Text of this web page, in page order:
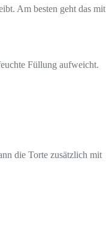
Am besten geht das mit
Füllung aufweicht.
die Torte zusätzlich mit